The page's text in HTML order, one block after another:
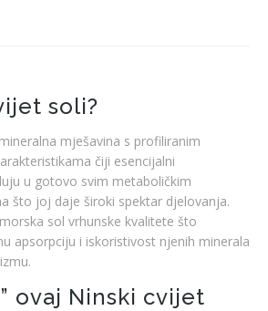
soli?
mješavina s profiliranim
čiji esencijalni
u gotovo svim metaboličkim
što joj daje široki spektar djelovanja.
sol vrhunske kvalitete što
apsorpciju i iskoristivost njenih minerala
ovaj Ninski cvijet